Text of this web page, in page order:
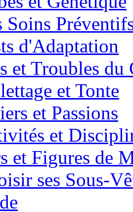
Soins
d'Adaptation
et Troubles du
et Tonte
et Passions
et
et Figures de
ses Sous-